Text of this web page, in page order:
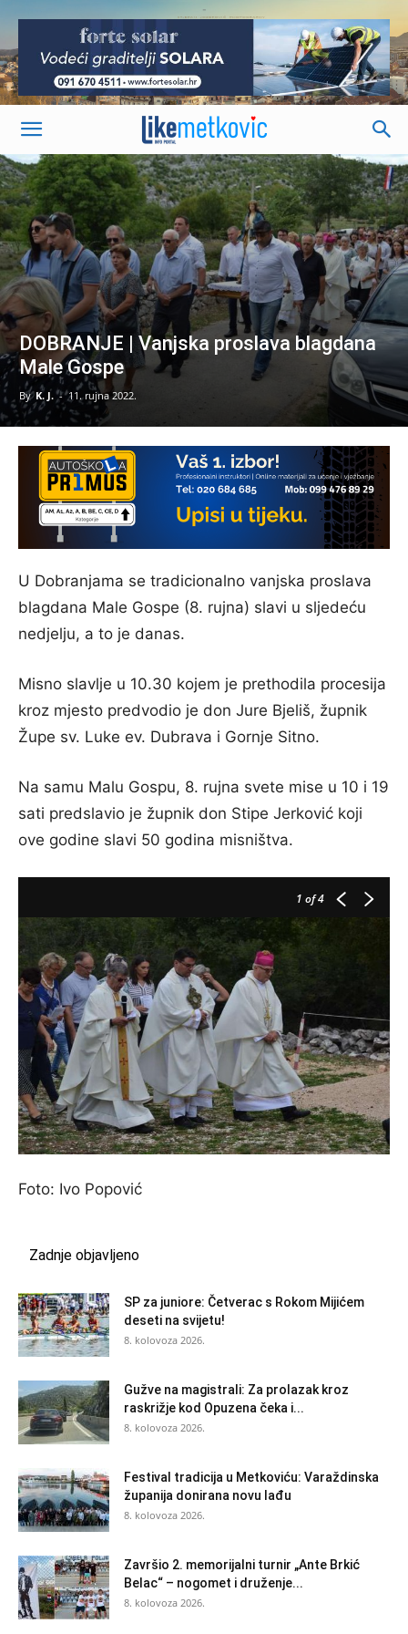
-
DOBRANJE | Vanjska proslava blagdana
Male Gospe
By K. J. - 11. rujna 2022.
U Dobranjama se tradicionalno vanjska proslava
blagdana Male Gospe (8. rujna) slavi u sljedeću
nedjelju, a to je danas.
Misno slavlje u 10.30 kojem je prethodila procesija
kroz mjesto predvodio je don Jure Bjeliš, župnik
Župe sv. Luke ev. Dubrava i Gornje Sitno.
Na samu Malu Gospu, 8. rujna svete mise u 10 i 19
sati predslavio je župnik don Stipe Jerković koji
ove godine slavi 50 godina misništva.
1 of 4
Foto: Ivo Popović
Zadnje objavljeno
SP za juniore: Četverac s Rokom Mijićem
deseti na svijetu!
8. kolovoza 2026.
Gužve na magistrali: Za prolazak kroz
raskrižje kod Opuzena čeka i...
8. kolovoza 2026.
Festival tradicija u Metkoviću: Varaždinska
županija donirana novu lađu
8. kolovoza 2026.
Završio 2. memorijalni turnir „Ante Brkić
Belac“ – nogomet i druženje...
8. kolovoza 2026.